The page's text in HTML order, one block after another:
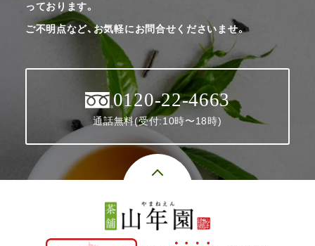
っております。
ご不明点など、お気軽にお問合せくださいませ。
0120-22-4663
通話無料(受付:10時〜18時)